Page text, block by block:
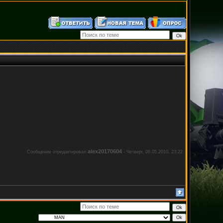
Сообщение отредактировал alex20170604 - Четверг, 06.05.2010, 23:22